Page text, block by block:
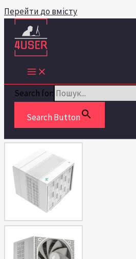
Перейти до вмісту
Search for:
Search Button